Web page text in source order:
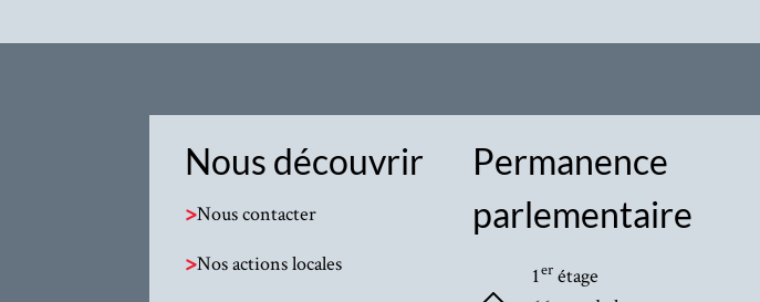
Nous découvrir
>Nous contacter
>Nos actions locales
Permanence
parlementaire
1er étage